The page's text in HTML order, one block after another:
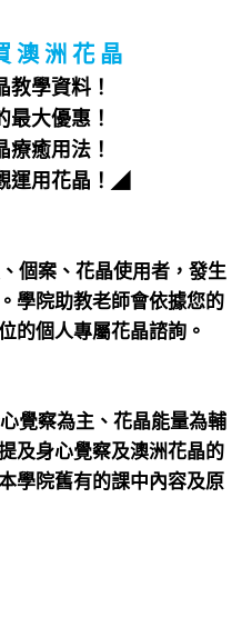
澳 洲 花 晶
學資料！
大優惠！
癒用法！
用花晶！ ◢
個案、花晶使用者，發生
學院助教老師會依據您的
的個人專屬花晶諮詢。
覺察為主、花晶能量為輔
及身心覺察及澳洲花晶的
學院舊有的課中內容及原